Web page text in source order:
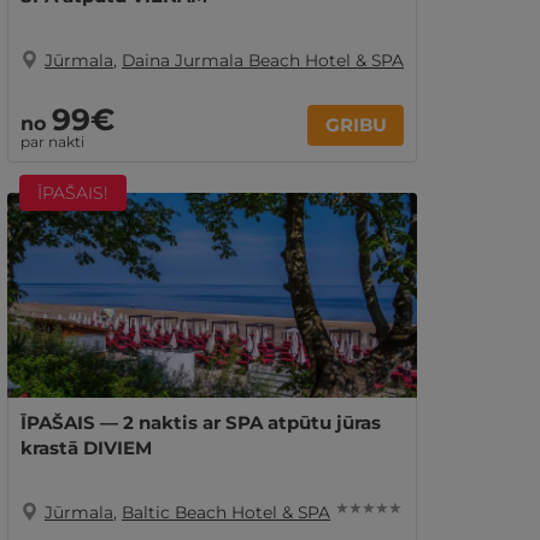
Jūrmala, Daina Jurmala Beach Hotel & SPA
no 99€
par nakti
GRIBU
ĪPAŠAIS!
ĪPAŠAIS — 2 naktis ar SPA atpūtu jūras
krastā DIVIEM
Jūrmala, Baltic Beach Hotel & SPA ★ ★ ★ ★ ★